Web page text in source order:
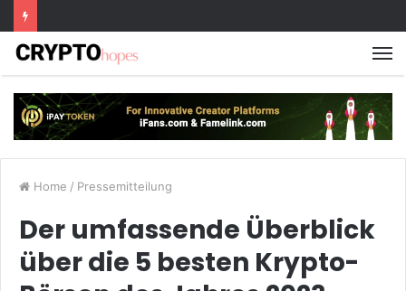
Home / Pressemitteilung
Der umfassende Überblick
über die 5 besten Krypto-